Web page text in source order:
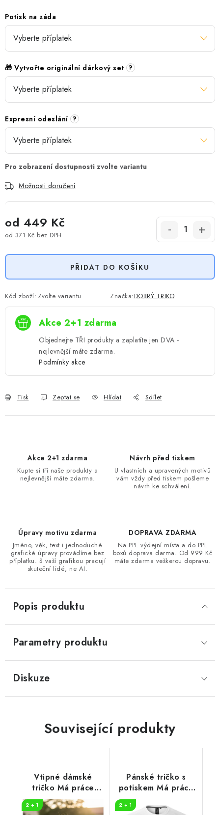
Potisk na záda
🎁 Vytvořte originální dárkový set ?
Expresní odeslání ?
Možnosti doručení
od 449 Kč
od 371 Kč bez DPH
PŘIDAT DO KOŠÍKU
Kód zboží: Zvolte variantu Značka:DOBRÝ TRIKO
Akce 2+1 zdarma
Objednejte TŘI produkty a zaplatíte jen DVA -
nejlevnější máte zdarma.
Podmínky akce
Tisk Zeptat se Hlídat Sdílet
Akce 2+1 zdarma
Kupte si tři naše produkty a
nejlevnější máte zdarma.
Návrh před tiskem
U vlastních a upravených motivů
vám vždy před tiskem pošleme
návrh ke schválení.
Úpravy motivu zdarma
Jméno, věk, text i jednoduché
grafické úpravy provádíme bez
příplatku. S vaší grafikou pracují
skuteční lidé, ne AI.
DOPRAVA ZDARMA
Na PPL výdejní místa a do PPL
boxů doprava darma. Od 999 Kč
máte zdarma veškerou dopravu.
Popis produktu
Parametry produktu
Diskuze
Související produkty
Vtipné dámské
tričko Má práce
DOKTORKA
2 + 1
Pánské tričko s
potiskem Má práce
2 + 1